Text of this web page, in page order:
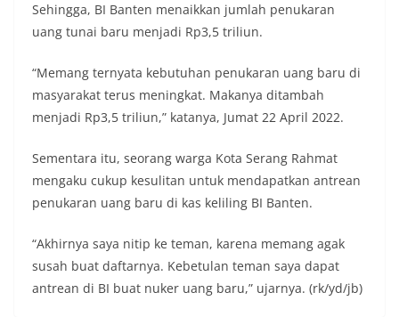
Sehingga, BI Banten menaikkan jumlah penukaran
uang tunai baru menjadi Rp3,5 triliun.
“Memang ternyata kebutuhan penukaran uang baru di
masyarakat terus meningkat. Makanya ditambah
menjadi Rp3,5 triliun,” katanya, Jumat 22 April 2022.
Sementara itu, seorang warga Kota Serang Rahmat
mengaku cukup kesulitan untuk mendapatkan antrean
penukaran uang baru di kas keliling BI Banten.
“Akhirnya saya nitip ke teman, karena memang agak
susah buat daftarnya. Kebetulan teman saya dapat
antrean di BI buat nuker uang baru,” ujarnya. (rk/yd/jb)